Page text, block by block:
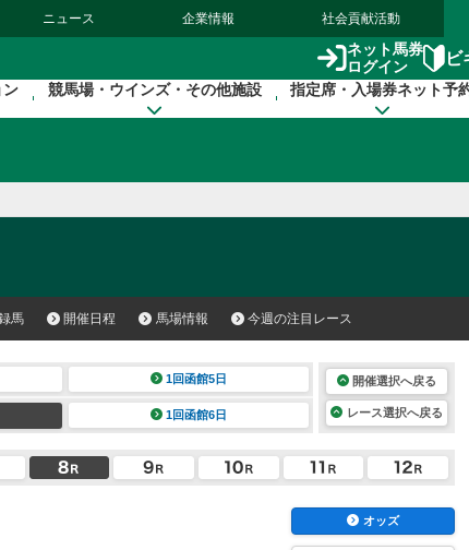
ニュース 企業情報 社会貢献活動
ネット馬券
ログイン
ビ
ン 競馬場・ウインズ・その他施設 指定席・入場券ネット予
馬 開催日程 馬場情報 今週の注目レース
1回函館5日
1回函館6日
開催選択へ戻る
レース選択へ戻る
オッズ